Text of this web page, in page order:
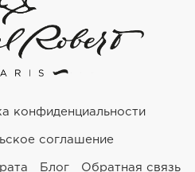
конфиденциальности
соглашение
Блог Обратная связь